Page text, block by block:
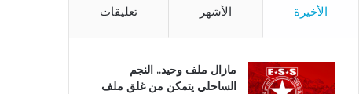
الأخيرة الأشهر تعليقات
مازال ملف وحيد.. النجم
الساحلي يتمكن من غلق ملف